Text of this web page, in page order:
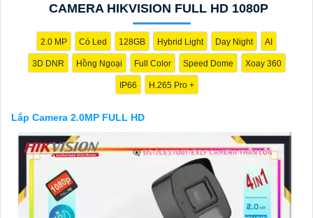
mạng internet từ xa- Chức năng cảnh báo: Có thể cài đặt cảnh
báo khi phát hiện chuyển động
Với những tính năng trên, camera 2.0MP FULL HD sẽ là sự lựa
chọn tốt để nâng cao an toàn an ninh cho gia đình và công việc
của bạn. Bạn có thể tìm mua sản phẩm này tại các cửa hàng
điện tử hoặc trên các trang mạng chuyên về thiết bị an ninh.
CAMERA HIKVISION FULL HD 1080P
2.0 MP Có Led 128GB Hybrid Light Day Night AI
3D DNR Hồng Ngoại Full Color Speed Dome Xoay 360
IP66 H.265 Pro +
Lắp Camera 2.0MP FULL HD